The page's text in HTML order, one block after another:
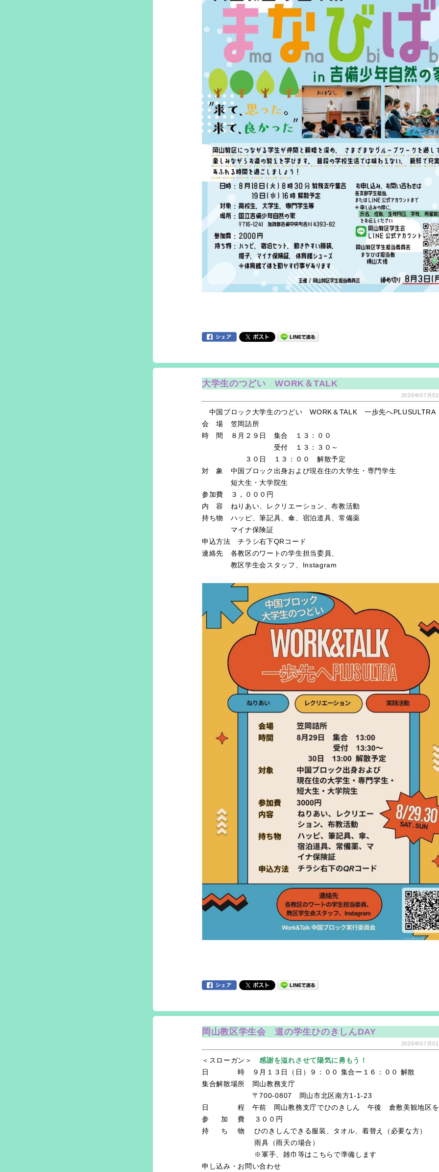
大学生のつどい WORK＆TALK
2026年07月
中国ブロック大学生のつどい WORK＆TALK 一歩先へPLUSULTRA
会 場 笠岡詰所
時 間 ８月２９日 集合 １３：００
受付 １３：３０～
３０日 １３：００ 解散予定
対 象 中国ブロック出身および現在住の大学生・専門学生
短大生・大学院生
参加費 ３，０００円
内 容 ねりあい、レクリエーション、布教活動
持ち物 ハッピ、筆記具、傘、宿泊道具、常備薬
マイナ保険証
申込方法 チラシ右下QRコード
連絡先 各教区のワートの学生担当委員、
教区学生会スタッフ、Instagram
岡山教区学生会 道の学生ひのきしんDAY
2026年07月
＜スローガン＞感謝を溢れさせて陽気に勇もう！
日 時 ９月１３日（日）９：００ 集合ー１６：００ 解散
集合解散場所 岡山教務支庁
〒700-0807 岡山市北区南方1-1-23
日 程 午前 岡山教務支庁でひのきしん 午後 倉敷美観地区を
参 加 費 ３００円
持 ち 物 ひのきしんできる服装、タオル、着替え（必要な方）
雨具（雨天の場合）
※軍手、雑巾等はこちらで準備します
申し込み・お問い合わせ